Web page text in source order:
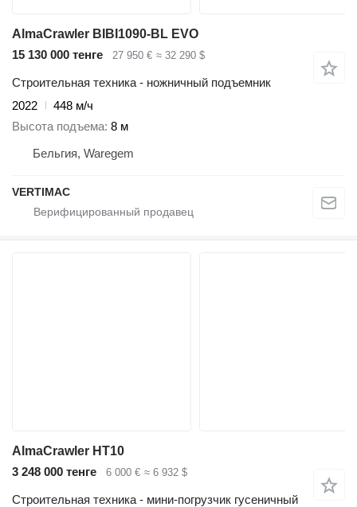
AlmaCrawler BIBI1090-BL EVO
15 130 000 тенге
27 950 € ≈ 32 290 $
Строительная техника - ножничный подъемник
2022
448 м/ч
Высота подъема 8 м
Бельгия, Waregem
VERTIMAC
AlmaCrawler HT10
3 248 000 тенге
6 000 € ≈ 6 932 $
Строительная техника - мини-погрузчик гусеничный